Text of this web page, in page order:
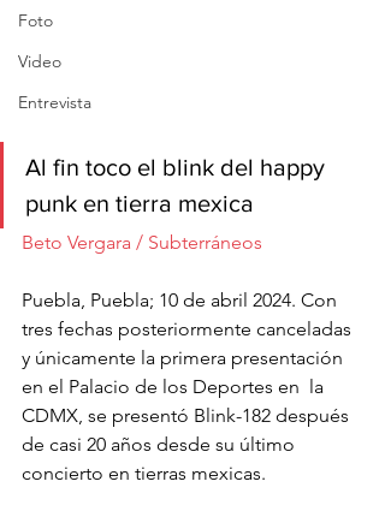
Foto
Video
Entrevista
Al fin toco el blink del happy
punk en tierra mexica
Beto Vergara / Subterráneos
Puebla, Puebla; 10 de abril 2024. Con
tres fechas posteriormente canceladas
y únicamente la primera presentación
en el Palacio de los Deportes en  la
CDMX, se presentó Blink-182 después
de casi 20 años desde su último
concierto en tierras mexicas.